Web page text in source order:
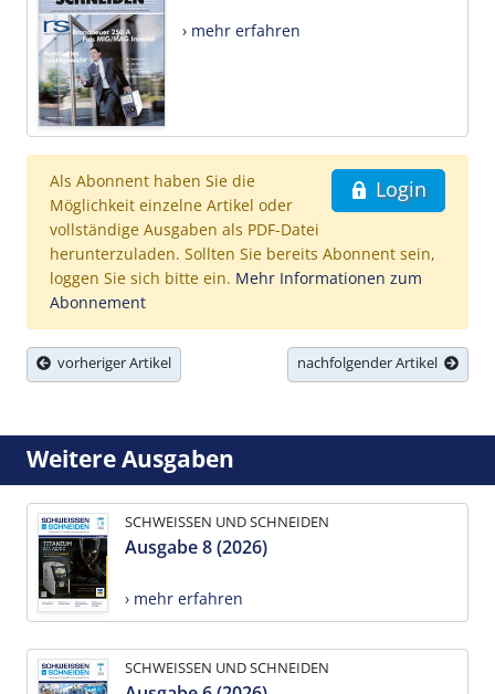
› mehr erfahren
Login
Als Abonnent haben Sie die
Möglichkeit einzelne Artikel oder
vollständige Ausgaben als PDF-Datei
herunterzuladen. Sollten Sie bereits Abonnent sein,
loggen Sie sich bitte ein. Mehr Informationen zum
Abonnement
vorheriger Artikel nachfolgender Artikel
Weitere Ausgaben
SCHWEISSEN UND SCHNEIDEN
Ausgabe 8 (2026)
› mehr erfahren
SCHWEISSEN UND SCHNEIDEN